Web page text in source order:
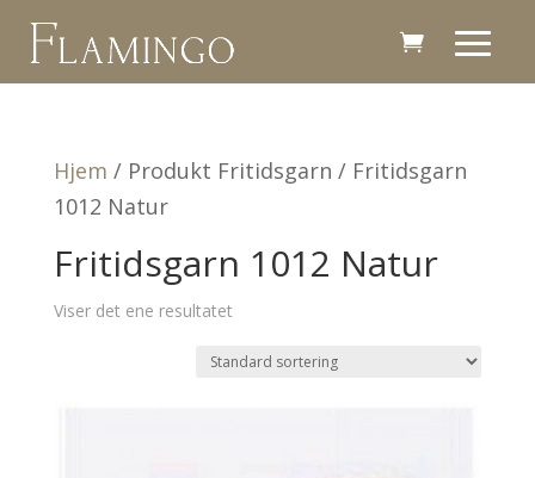
Hjem / Produkt Fritidsgarn / Fritidsgarn
1012 Natur
Fritidsgarn 1012 Natur
Viser det ene resultatet